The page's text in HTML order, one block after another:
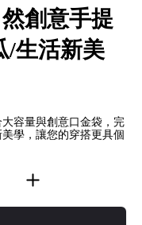
創意手提
/生活新美
容量與創意口金袋，完
學，讓您的穿搭更具個